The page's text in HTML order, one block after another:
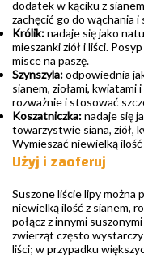
dodatek w kąciku z
zachęcić go do wąchania i
Królik:nadaje się jako
mieszanki ziół i liści.
misce na paszę.
Szynszyla:odpowiednia
sianem, ziołami, kwiatami
rozważnie i stosować
Koszatniczka:nadaje się
towarzystwie siana, ziół,
Wymieszać niewielką
Użyj i zaoferuj
Suszone liście lipy można
niewielką ilość z sianem,
połącz z innymi
zwierząt często
liści; w przypadku